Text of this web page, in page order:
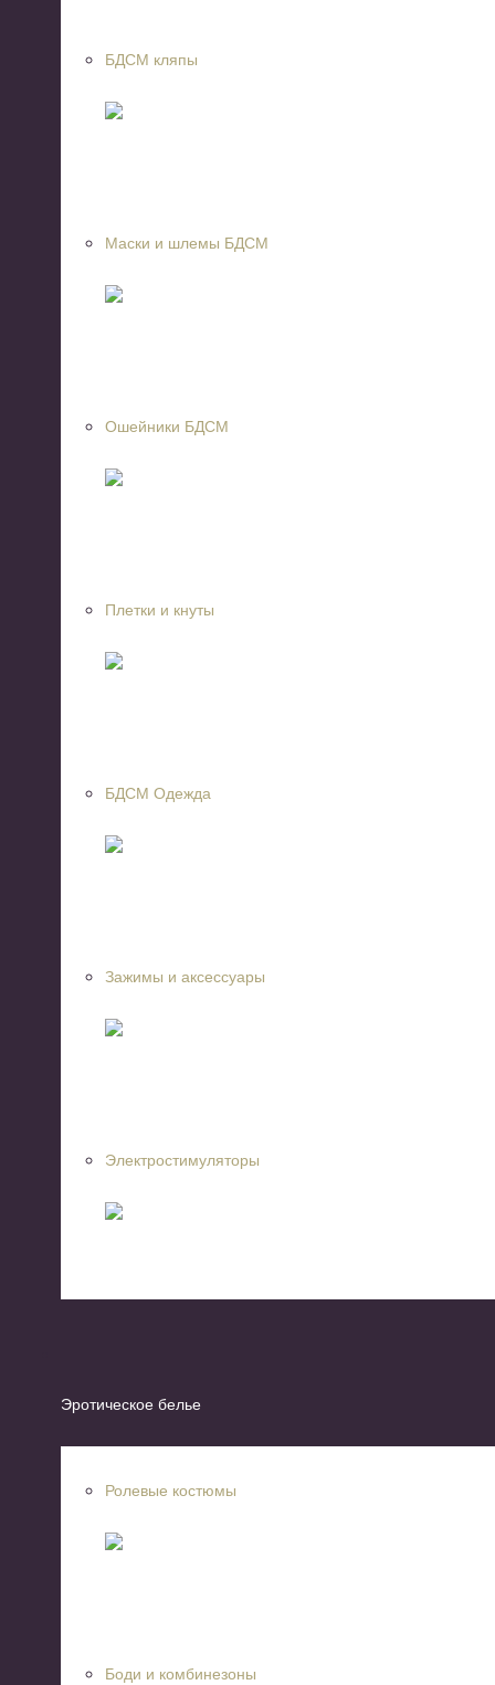
БДСМ кляпы
Маски и шлемы БДСМ
Ошейники БДСМ
Плетки и кнуты
БДСМ Одежда
Зажимы и аксессуары
Электростимуляторы
Эротическое белье
Ролевые костюмы
Боди и комбинезоны